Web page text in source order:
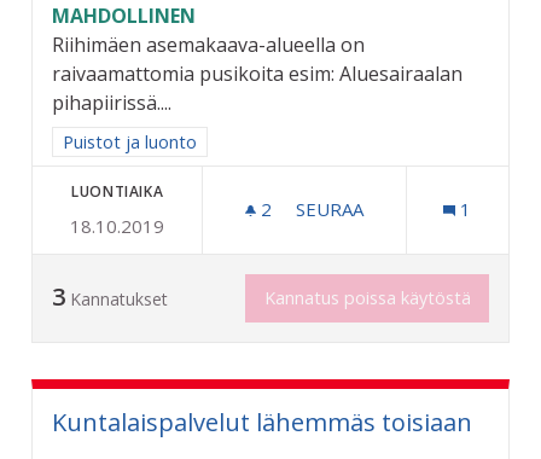
MAHDOLLINEN
Riihimäen asemakaava-alueella on
raivaamattomia pusikoita esim: Aluesairaalan
pihapiirissä....
Rajaa tulokset aihepiirin mukaan: Puistot ja luonto
Puistot ja luonto
LUONTIAIKA
18.10.2019
2 2 SEURAAJAA
SEURAA 1
3 Kannatukset Kannatus poissa käytöstä
Kuntalaispalvelut lähemmäs toisiaan